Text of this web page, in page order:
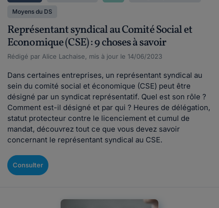
Moyens du DS
Représentant syndical au Comité Social et
Economique (CSE) : 9 choses à savoir
Rédigé par Alice Lachaise, mis à jour le 14/06/2023
Dans certaines entreprises, un représentant syndical au
sein du comité social et économique (CSE) peut être
désigné par un syndicat représentatif. Quel est son rôle ?
Comment est-il désigné et par qui ? Heures de délégation,
statut protecteur contre le licenciement et cumul de
mandat, découvrez tout ce que vous devez savoir
concernant le représentant syndical au CSE.
Consulter